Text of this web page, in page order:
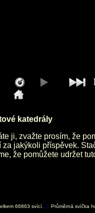
katedrály
ji, zvažte prosím, že
za jakýkoli příspěvek.
že pomůžete udržet
66863 svící. | Průměrná svíčka